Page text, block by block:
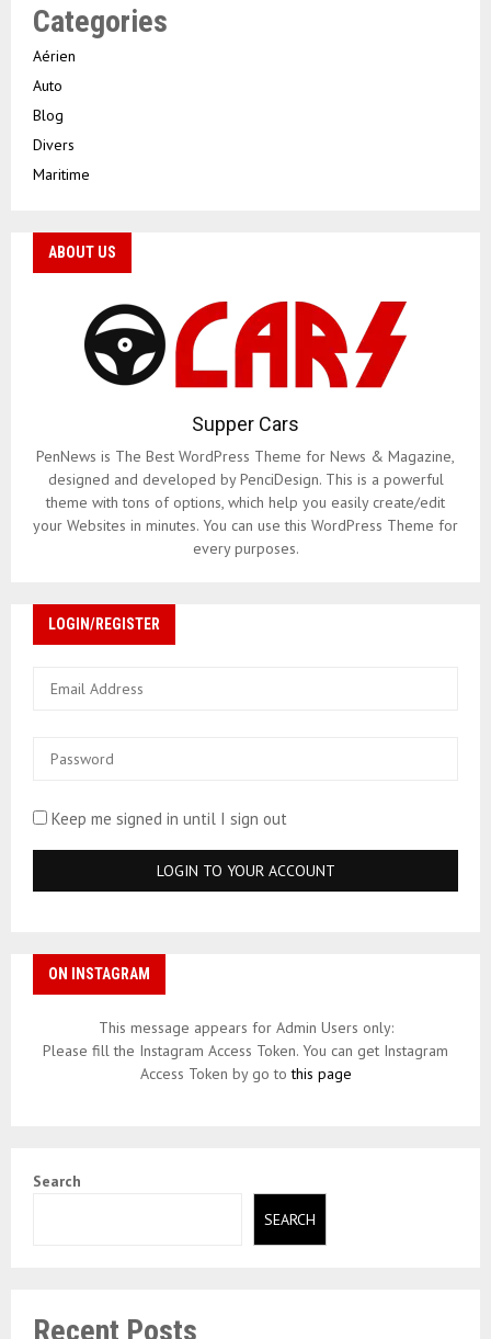
Categories
Aérien
Auto
Blog
Divers
Maritime
ABOUT US
Supper Cars
PenNews is The Best WordPress Theme for News & Magazine,
designed and developed by PenciDesign. This is a powerful
theme with tons of options, which help you easily create/edit
your Websites in minutes. You can use this WordPress Theme for
every purposes.
LOGIN/REGISTER
Keep me signed in until I sign out
ON INSTAGRAM
This message appears for Admin Users only:
Please fill the Instagram Access Token. You can get Instagram
Access Token by go tothis page
Search
SEARCH
Recent Posts